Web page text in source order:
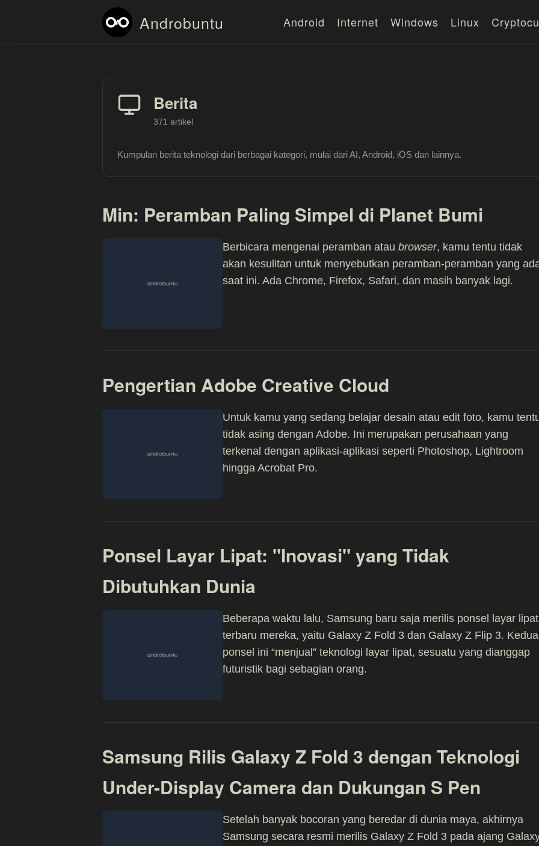
Androbuntu Android Internet Windows Linux
Berita
371 artikel
Kumpulan berita teknologi dari berbagai kategori, mulai dari AI, Android, iOS dan lainnya.
Min: Peramban Paling Simpel di Planet Bumi
Berbicara mengenai peramban atau browser, kamu tentu tidak
akan kesulitan untuk menyebutkan peramban-peramban yang
saat ini. Ada Chrome, Firefox, Safari, dan masih banyak lagi.
Pengertian Adobe Creative Cloud
Untuk kamu yang sedang belajar desain atau edit foto, kamu
tidak asing dengan Adobe. Ini merupakan perusahaan yang
terkenal dengan aplikasi-aplikasi seperti Photoshop, Lightroom
hingga Acrobat Pro.
Ponsel Layar Lipat: "Inovasi" yang Tidak
Dibutuhkan Dunia
Beberapa waktu lalu, Samsung baru saja merilis ponsel layar lipat
terbaru mereka, yaitu Galaxy Z Fold 3 dan Galaxy Z Flip 3. Kedua
ponsel ini “menjual” teknologi layar lipat, sesuatu yang dianggap
futuristik bagi sebagian orang.
Samsung Rilis Galaxy Z Fold 3 dengan Teknologi
Under-Display Camera dan Dukungan S Pen
Setelah banyak bocoran yang beredar di dunia maya, akhirnya
Samsung secara resmi merilis Galaxy Z Fold 3 pada ajang